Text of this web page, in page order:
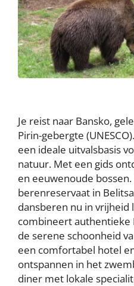
Je reist naar Bansko,
Pirin-gebergte
een ideale uitvalsbasis
natuur. Met een gids
en eeuwenoude
berenreservaat in
dansberen nu in vrijheid
combineert authentieke
de serene schoonheid
een comfortabel hotel
ontspannen in het
diner met lokale